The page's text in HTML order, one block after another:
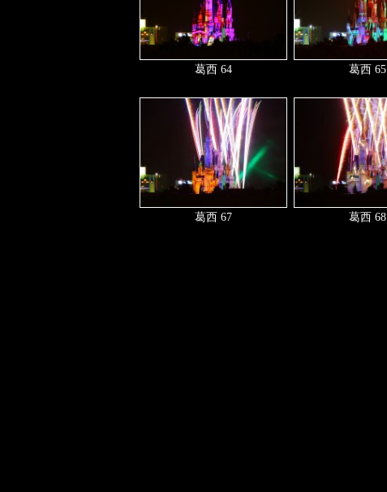
葛西 64 葛西 65
葛西 67 葛西 68